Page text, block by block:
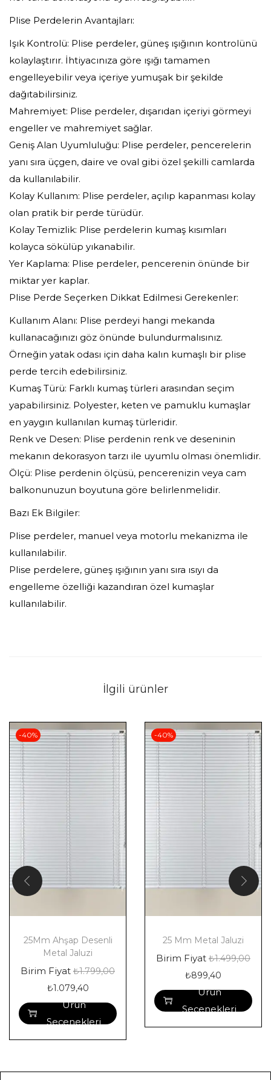
Plise Perdelerin Avantajları:
Işık Kontrolü: Plise perdeler, güneş ışığının kontrolünü
kolaylaştırır. İhtiyacınıza göre ışığı tamamen
engelleyebilir veya içeriye yumuşak bir şekilde
dağıtabilirsiniz.
Mahremiyet: Plise perdeler, dışarıdan içeriyi görmeyi
engeller ve mahremiyet sağlar.
Geniş Alan Uyumluluğu: Plise perdeler, pencerelerin
yanı sıra üçgen, daire ve oval gibi özel şekilli camlarda
da kullanılabilir.
Kolay Kullanım: Plise perdeler, açılıp kapanması kolay
olan pratik bir perde türüdür.
Kolay Temizlik: Plise perdelerin kumaş kısımları
kolayca sökülüp yıkanabilir.
Yer Kaplama: Plise perdeler, pencerenin önünde bir
miktar yer kaplar.
Plise Perde Seçerken Dikkat Edilmesi Gerekenler:
Kullanım Alanı: Plise perdeyi hangi mekanda
kullanacağınızı göz önünde bulundurmalısınız.
Örneğin yatak odası için daha kalın kumaşlı bir plise
perde tercih edebilirsiniz.
Kumaş Türü: Farklı kumaş türleri arasından seçim
yapabilirsiniz. Polyester, keten ve pamuklu kumaşlar
en yaygın kullanılan kumaş türleridir.
Renk ve Desen: Plise perdenin renk ve deseninin
mekanın dekorasyon tarzı ile uyumlu olması önemlidir.
Ölçü: Plise perdenin ölçüsü, pencerenizin veya cam
balkonunuzun boyutuna göre belirlenmelidir.
Bazı Ek Bilgiler:
Plise perdeler, manuel veya motorlu mekanizma ile
kullanılabilir.
Plise perdelere, güneş ışığının yanı sıra ısıyı da
engelleme özelliği kazandıran özel kumaşlar
kullanılabilir.
İlgili ürünler
-40%
25Mm Ahşap Desenli
Metal Jaluzi
Birim Fiyat ₺1.799,00
₺1.079,40
Ürün
Seçenekleri
-40%
25 Mm Metal Jaluzi
Birim Fiyat ₺1.499,00
₺899,40
Ürün
Seçenekleri